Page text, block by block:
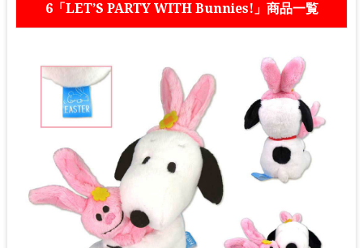
6「LET’S PARTY WITH Bunnies!」商品一覧